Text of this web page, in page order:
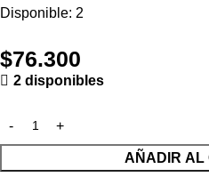
Disponible: 2
$76.300
2 disponibles
AÑADIR AL